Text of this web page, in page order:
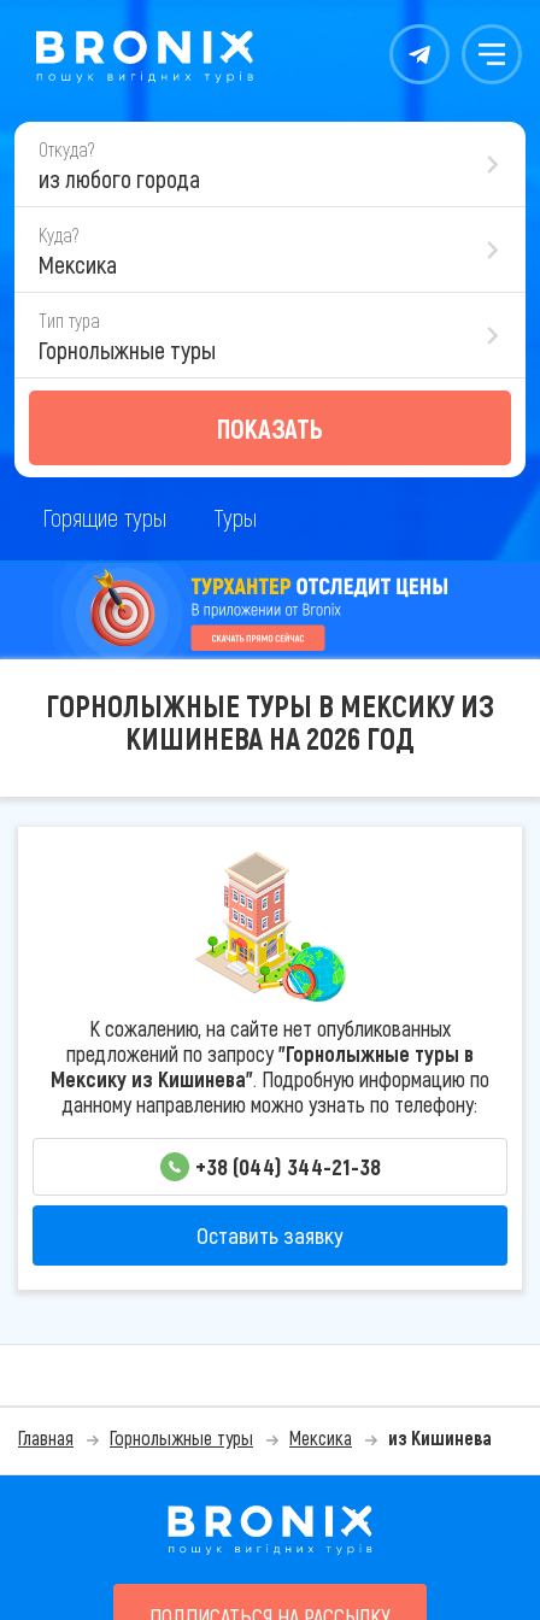
Контакты Меню
Откуда?
из любого города
Куда?
Мексика
Тип тура
Горнолыжные туры
ПОКАЗАТЬ
Горящие туры Туры
ГОРНОЛЫЖНЫЕ ТУРЫ В МЕКСИКУ ИЗ
КИШИНЕВА НА 2026 ГОД
К сожалению, на сайте нет опубликованных
предложений по запросу"Горнолыжные туры в
Мексику из Кишинева". Подробную информацию по
данному направлению можно узнать по телефону:
+38 (044) 344-21-38
Оставить заявку
Главная Горнолыжные туры Мексика из Кишинева